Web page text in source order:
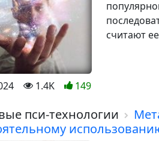
считают
1.4K 149
пси-технологии